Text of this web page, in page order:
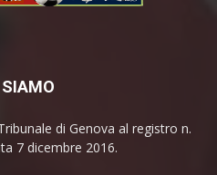
di Genova al registro n.
7 dicembre 2016.